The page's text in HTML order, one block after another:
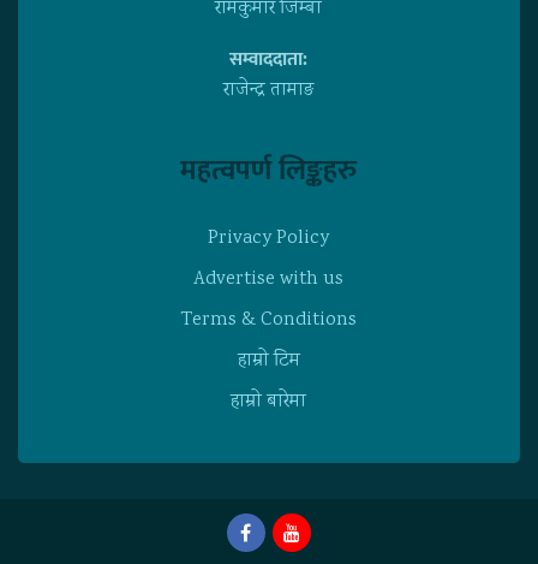
रामकुमार जिम्बा
सम्वाददाता:
राजेन्द्र तामाङ
महत्वपर्ण लिङ्कहरु
Privacy Policy
Advertise with us
Terms & Conditions
हाम्राे टिम
हाम्राे बारेमा